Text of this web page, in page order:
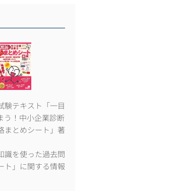
験テキスト「一目
う！中小企業診断
とめシート」著
識を使った過去問
ト」に関する情報